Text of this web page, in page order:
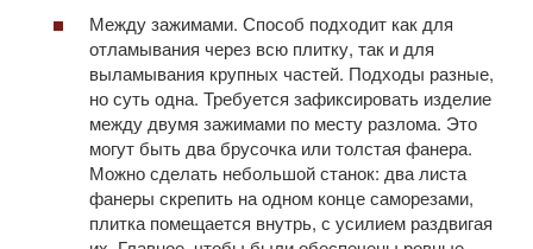
Между зажимами. Способ подходит как для
отламывания через всю плитку, так и для
выламывания крупных частей. Подходы разные,
но суть одна. Требуется зафиксировать изделие
между двумя зажимами по месту разлома. Это
могут быть два брусочка или толстая фанера.
Можно сделать небольшой станок: два листа
фанеры скрепить на одном конце саморезами,
плитка помещается внутрь, с усилием раздвигая